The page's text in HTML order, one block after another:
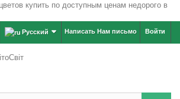
Войти
Написать Нам письмо
Русский